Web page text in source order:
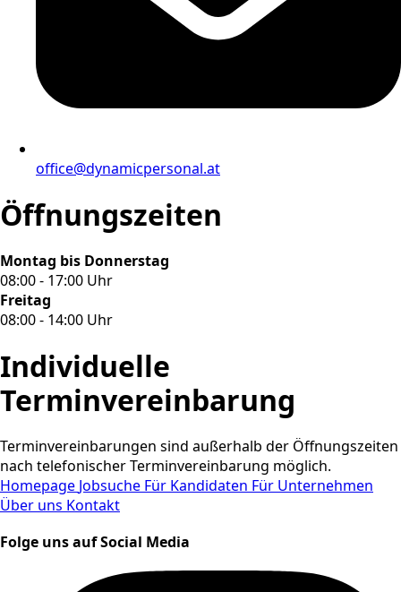
office@dynamicpersonal.at
Öffnungszeiten
Montag bis Donnerstag
08:00 - 17:00 Uhr
Freitag
08:00 - 14:00 Uhr
Individuelle
Terminvereinbarung
Terminvereinbarungen sind außerhalb der Öffnungszeiten
nach telefonischer Terminvereinbarung möglich.
Homepage Jobsuche Für Kandidaten Für Unternehmen
Über uns Kontakt
Folge uns auf Social Media